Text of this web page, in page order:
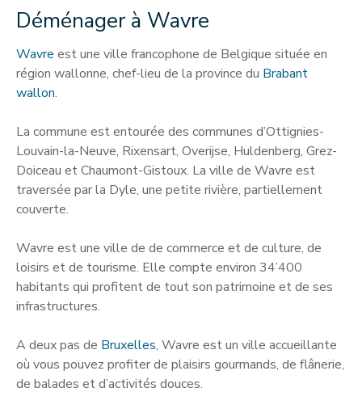
Déménager à Wavre
Wavre est une ville francophone de Belgique située en
région wallonne, chef-lieu de la province du Brabant
wallon.
La commune est entourée des communes d’Ottignies-
Louvain-la-Neuve, Rixensart, Overijse, Huldenberg, Grez-
Doiceau et Chaumont-Gistoux. La ville de Wavre est
traversée par la Dyle, une petite rivière, partiellement
couverte.
Wavre est une ville de de commerce et de culture, de
loisirs et de tourisme. Elle compte environ 34’400
habitants qui profitent de tout son patrimoine et de ses
infrastructures.
A deux pas de Bruxelles, Wavre est un ville accueillante
où vous pouvez profiter de plaisirs gourmands, de flânerie,
de balades et d’activités douces.